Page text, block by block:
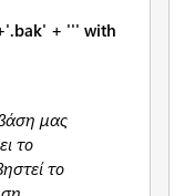
+ ''' with
μας
το
το